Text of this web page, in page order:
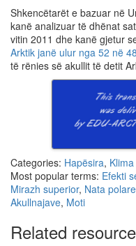
Shkencëtarët e bazuar në
kanë analizuar të dhënat
vitin 2011 dhe kanë gjetur
Arktik janë ulur nga 52 në
të rënies së akullit të detit
Categories: Hapësira,
Most popular terms: Efekti
Mirazh superior, Nata polare
Akullnajave, Moti
Related